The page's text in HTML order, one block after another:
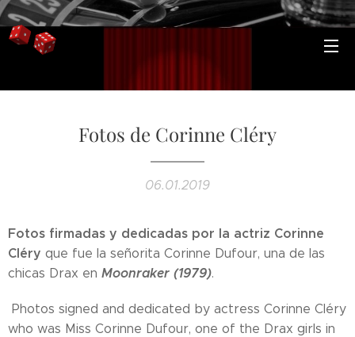
Fotos de Corinne Cléry
06.01.2019
Fotos firmadas y dedicadas por la actriz Corinne
Cléry que fue la señorita Corinne Dufour, una de las
chicas Drax en Moonraker (1979).
Photos signed and dedicated by actress Corinne Cléry
who was Miss Corinne Dufour, one of the Drax girls in